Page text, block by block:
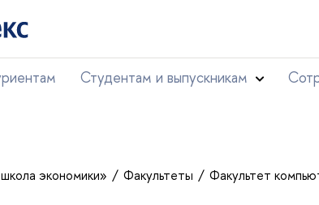
Студентам и выпускникам
экономики» Факультеты Факультет